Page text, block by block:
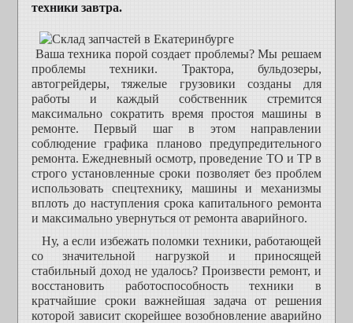
техники завтра.
Ваша техника порой создает проблемы? Мы решаем
проблемы техники. Трактора, бульдозеры,
автогрейдеры, тяжелые грузовики созданы для
работы и каждый собственник стремится
максимально сократить время простоя машины в
ремонте. Первый шаг в этом направлении
соблюдение графика планово предупредительного
ремонта. Ежедневный осмотр, проведение ТО и ТР в
строго установленные сроки позволяет без проблем
использовать спецтехнику, машины и механизмы
вплоть до наступления срока капитального ремонта
и максимально увернуться от ремонта аварийного.
Ну, а если избежать поломки техники, работающей
со значительной нагрузкой и приносящей
стабильный доход не удалось? Произвести ремонт, и
восстановить работоспособность техники в
кратчайшие сроки важнейшая задача от решения
которой зависит скорейшее возобновление аварийно